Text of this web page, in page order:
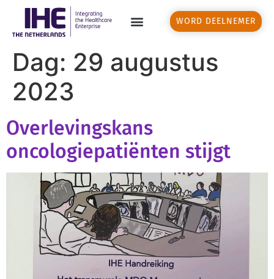
WORD DEELNEMER
Dag: 29 augustus
2023
Overlevingskans
oncologiepatiënten stijgt